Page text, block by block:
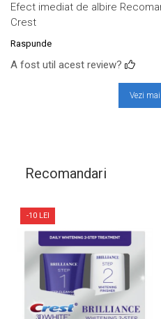
Efect imediat de albire
Crest
Raspunde
A fost util acest review?
Vezi
Recomandari
-10 LEI